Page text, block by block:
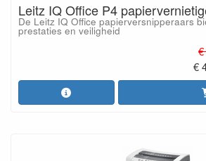
Leitz IQ Office P4
De Leitz IQ Office papierversnipperaars
prestaties en veiligheid
€